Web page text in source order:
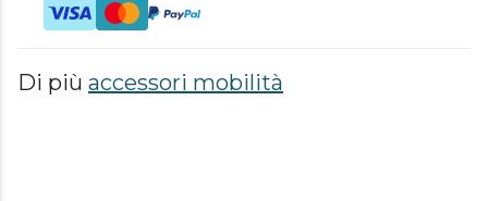
Di più accessori mobilità